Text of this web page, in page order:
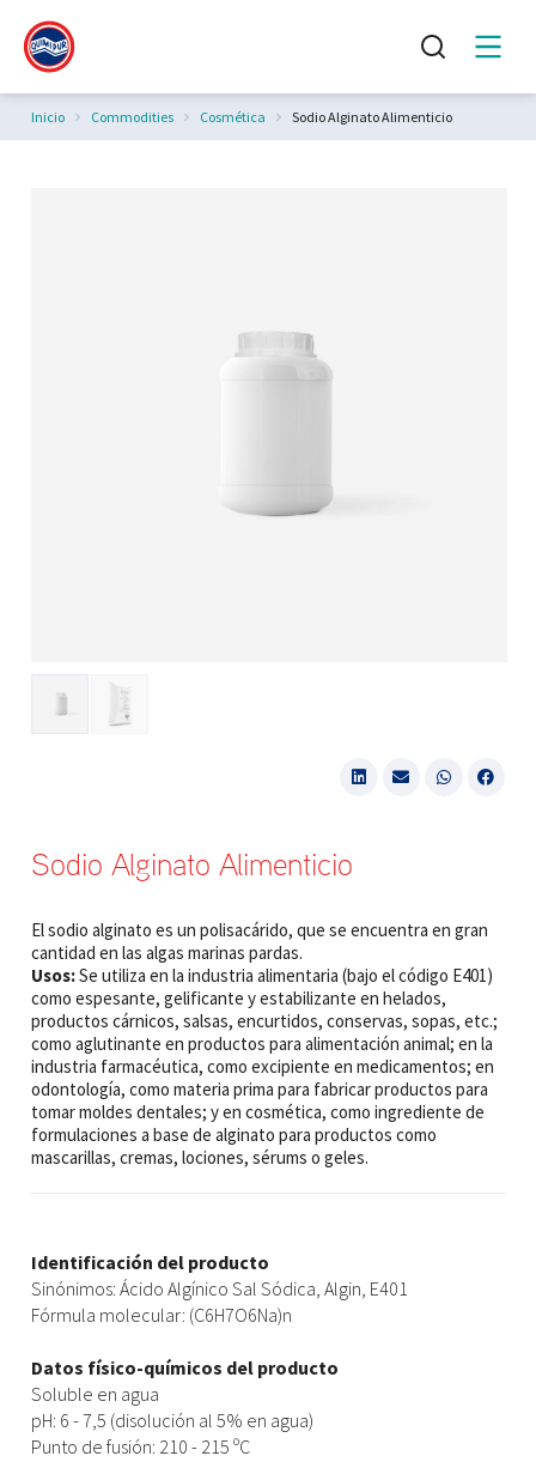
Estás aquí:
Inicio Commodities Cosmética Sodio Alginato Alimenticio
Sodio Alginato Alimenticio
El sodio alginato es un polisacárido, que se encuentra en gran
cantidad en las algas marinas pardas.
Usos:Se utiliza en la industria alimentaria (bajo el código E401)
como espesante, gelificante y estabilizante en helados,
productos cárnicos, salsas, encurtidos, conservas, sopas, etc.;
como aglutinante en productos para alimentación animal; en la
industria farmacéutica, como excipiente en medicamentos; en
odontología, como materia prima para fabricar productos para
tomar moldes dentales; y en cosmética, como ingrediente de
formulaciones a base de alginato para productos como
mascarillas, cremas, lociones, sérums o geles.
Identificación del producto
Sinónimos: Ácido Algínico Sal Sódica, Algin, E401
Fórmula molecular: (C6H7O6Na)n
Datos físico-químicos del producto
Soluble en agua
pH: 6 - 7,5 (disolución al 5% en agua)
Punto de fusión: 210 - 215 ºC